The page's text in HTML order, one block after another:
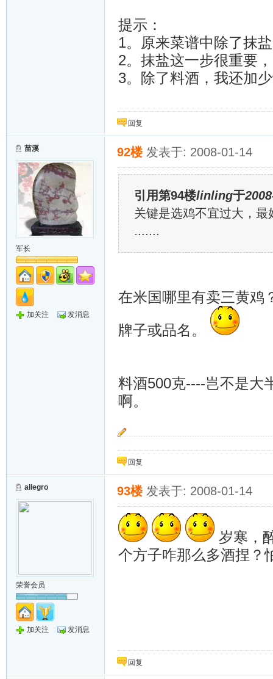
提示：
1。原来菜谱中除了抹
2。抹盐这一步很重要
3。除了料酒，我还加
回复
苗溪
军长
加关注 发消息
92楼 发表于: 2008-01-14
引用第94楼linling于
关键是选鸡不宜过大，最
.......
在米国哪里有卖三黄鸡
牌子或品名。
料酒500克----岂不是大
啊。
~~追~~
回复
allegro
荣誉会员
加关注 发消息
93楼 发表于: 2008-01-14
岁寒，
个方子咋那么多酒捏？
回复